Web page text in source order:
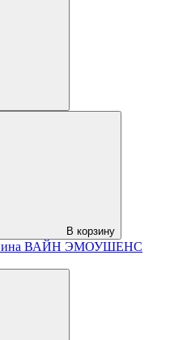
В корзину